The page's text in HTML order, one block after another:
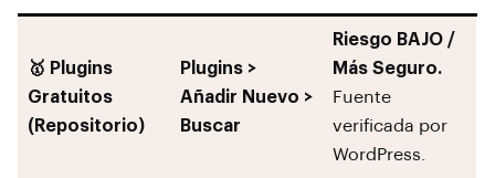
🥇 Plugins
Gratuitos
(Repositorio)
Plugins >
Añadir Nuevo >
Buscar
Riesgo BAJO /
Más Seguro.
Fuente
verificada por
WordPress.